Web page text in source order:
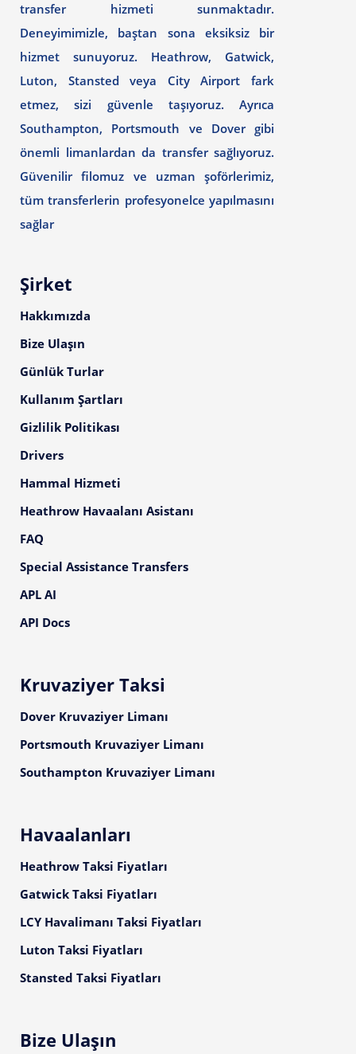
transfer hizmeti sunmaktadır.
Deneyimimizle, baştan sona eksiksiz bir
hizmet sunuyoruz. Heathrow, Gatwick,
Luton, Stansted veya City Airport fark
etmez, sizi güvenle taşıyoruz. Ayrıca
Southampton, Portsmouth ve Dover gibi
önemli limanlardan da transfer sağlıyoruz.
Güvenilir filomuz ve uzman şoförlerimiz,
tüm transferlerin profesyonelce yapılmasını
sağlar
Şirket
Hakkımızda
Bize Ulaşın
Günlük Turlar
Kullanım Şartları
Gizlilik Politikası
Drivers
Hammal Hizmeti
Heathrow Havaalanı Asistanı
FAQ
Special Assistance Transfers
APL AI
API Docs
Kruvaziyer Taksi
Dover Kruvaziyer Limanı
Portsmouth Kruvaziyer Limanı
Southampton Kruvaziyer Limanı
Havaalanları
Heathrow Taksi Fiyatları
Gatwick Taksi Fiyatları
LCY Havalimanı Taksi Fiyatları
Luton Taksi Fiyatları
Stansted Taksi Fiyatları
Bize Ulaşın